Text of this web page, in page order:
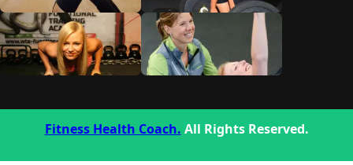
Fitness Health Coach. All Rights Reserved.